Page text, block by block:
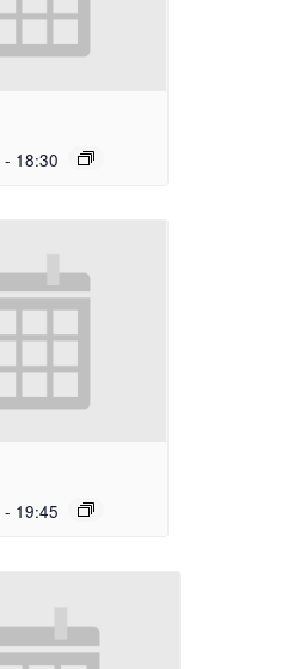
- 18:30
- 19:45